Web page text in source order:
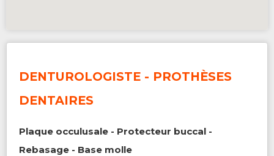
DENTUROLOGISTE - PROTHÈSES
DENTAIRES
Plaque occulusale - Protecteur buccal -
Rebasage - Base molle